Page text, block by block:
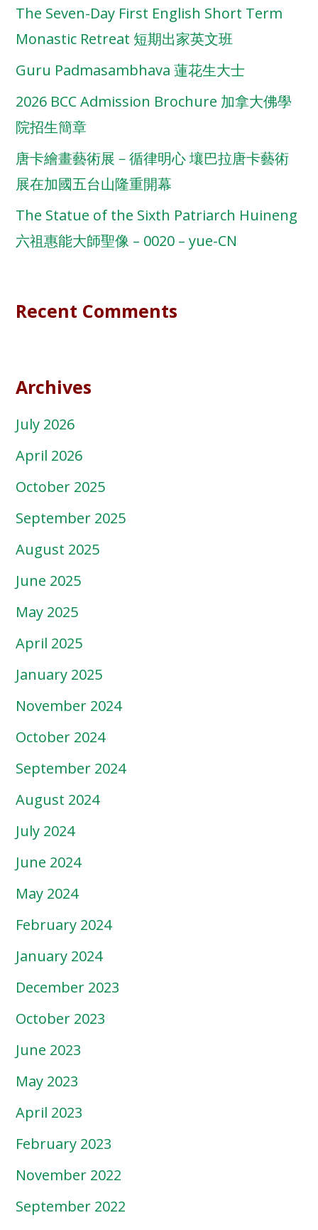
The Seven-Day First English Short Term
Monastic Retreat 短期出家英文班
Guru Padmasambhava 蓮花生大士
2026 BCC Admission Brochure 加拿大佛學
院招生簡章
唐卡繪畫藝術展－循律明心 壤巴拉唐卡藝術
展在加國五台山隆重開幕
The Statue of the Sixth Patriarch Huineng
六祖惠能大師聖像 – 0020 – yue-CN
Recent Comments
Archives
July 2026
April 2026
October 2025
September 2025
August 2025
June 2025
May 2025
April 2025
January 2025
November 2024
October 2024
September 2024
August 2024
July 2024
June 2024
May 2024
February 2024
January 2024
December 2023
October 2023
June 2023
May 2023
April 2023
February 2023
November 2022
September 2022